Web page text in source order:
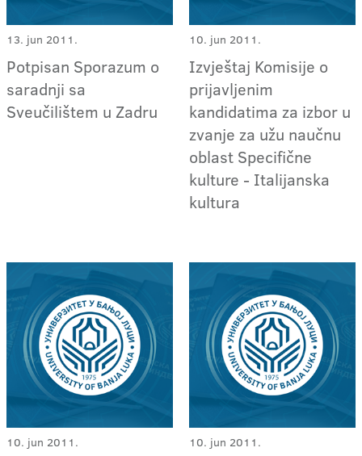
13. jun 2011.
Potpisan Sporazum o
saradnji sa
Sveučilištem u Zadru
10. jun 2011.
Izvještaj Komisije o
prijavljenim
kandidatima za izbor u
zvanje za užu naučnu
oblast Specifične
kulture - Italijanska
kultura
10. jun 2011. 10. jun 2011.